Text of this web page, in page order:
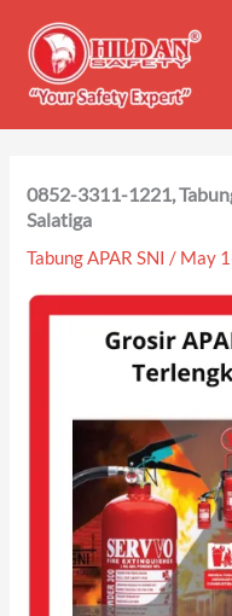
content
0852-3311-1221,
Salatiga
Tabung APAR SNI / May